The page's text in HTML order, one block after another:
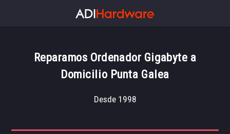
Reparamos Ordenador Gigabyte a
Domicilio Punta Galea
Desde 1998